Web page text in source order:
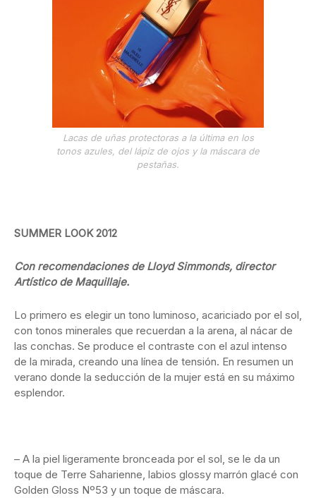
Lacas de uñas protectoras a la última en los
tonos azules, del lápiz de ojos y la máscara de
pestañas.
SUMMER LOOK 2012
Con recomendaciones de Lloyd Simmonds, director
Artístico de Maquillaje.
Lo primero es elegir un tono luminoso, acariciado por el sol,
con tonos minerales que recuerdan a la arena, al nácar de
las conchas. Se produce el contraste con el azul intenso
de la mirada, creando una línea de tensión. En resumen un
verano donde la seducción de la mujer está en su máximo
esplendor.
– A la piel ligeramente bronceada por el sol, se le da un
toque de Terre Saharienne, labios glossy marrón glacé con
Golden Gloss Nº53 y un toque de máscara.